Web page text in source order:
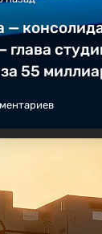
—
глава
55